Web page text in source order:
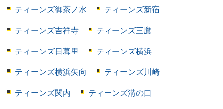
ティーンズ御茶ノ水 ティーンズ新宿
ティーンズ吉祥寺 ティーンズ三鷹
ティーンズ日暮里 ティーンズ横浜
ティーンズ横浜矢向 ティーンズ川崎
ティーンズ関内 ティーンズ溝の口